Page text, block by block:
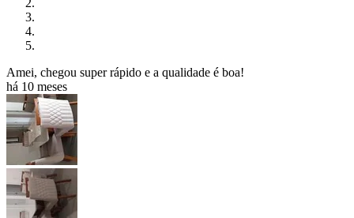
Amei, chegou super rápido e a qualidade é boa!
há 10 meses